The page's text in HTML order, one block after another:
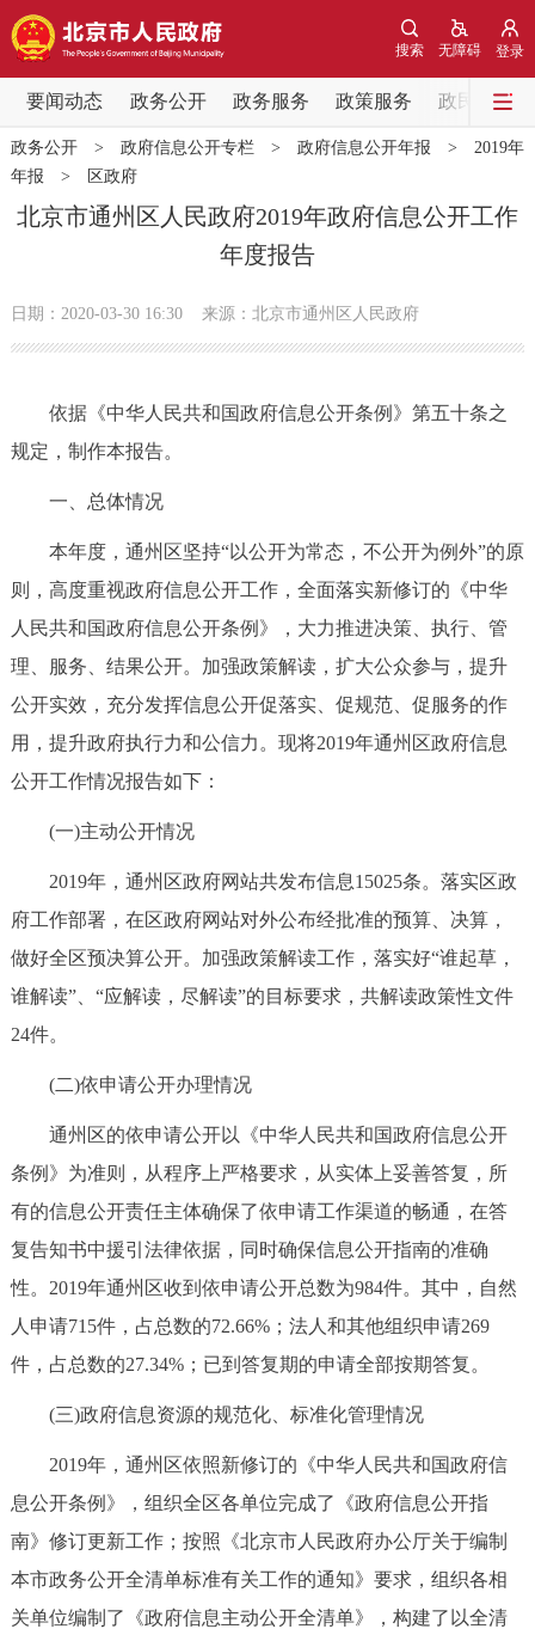
登录
无障碍
搜索
要闻动态 政务公开 政务服务 政策服务 政民互动
要闻动态
党中央精神 国务院信息 中央部委动态
北京要闻 会议信息 部门动态
市领导 机构职能 政策服务
政策兑现
决策公开 专题公开
政务服务
便民服务 利企服务 投资项目
中介服务
政民互动
12345网上接诉即办 我要咨询 我要建议
走进北京
北京概况 十六区概览 人文北京
绿色北京 图说北京 视频北京
ENGLISH 한국어 日本語
DEUTSCH FRANÇAIS РУССКИЙ ЯЗЫК
ESPAÑOL العربية PORTUGUÊS
ITALIANO
政务公开> 政府信息公开专栏> 政府信息公开年报 > 2019年
年报 > 区政府
北京市通州区人民政府2019年政府信息公开工作
年度报告
日期：2020-03-30 16:30 来源：北京市通州区人民政府
依据《中华人民共和国政府信息公开条例》第五十条之
规定，制作本报告。
一、总体情况
本年度，通州区坚持“以公开为常态，不公开为例外”的原
则，高度重视政府信息公开工作，全面落实新修订的《中华
人民共和国政府信息公开条例》，大力推进决策、执行、管
理、服务、结果公开。加强政策解读，扩大公众参与，提升
公开实效，充分发挥信息公开促落实、促规范、促服务的作
用，提升政府执行力和公信力。现将2019年通州区政府信息
公开工作情况报告如下：
(一)主动公开情况
2019年，通州区政府网站共发布信息15025条。落实区政
府工作部署，在区政府网站对外公布经批准的预算、决算，
做好全区预决算公开。加强政策解读工作，落实好“谁起草，
谁解读”、“应解读，尽解读”的目标要求，共解读政策性文件
24件。
(二)依申请公开办理情况
通州区的依申请公开以《中华人民共和国政府信息公开
条例》为准则，从程序上严格要求，从实体上妥善答复，所
有的信息公开责任主体确保了依申请工作渠道的畅通，在答
复告知书中援引法律依据，同时确保信息公开指南的准确
性。2019年通州区收到依申请公开总数为984件。其中，自然
人申请715件，占总数的72.66%；法人和其他组织申请269
件，占总数的27.34%；已到答复期的申请全部按期答复。
(三)政府信息资源的规范化、标准化管理情况
2019年，通州区依照新修订的《中华人民共和国政府信
息公开条例》，组织全区各单位完成了《政府信息公开指
南》修订更新工作；按照《北京市人民政府办公厅关于编制
本市政务公开全清单标准有关工作的通知》要求，组织各相
关单位编制了《政府信息主动公开全清单》，构建了以全清